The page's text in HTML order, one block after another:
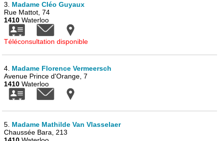
3. Madame Cléo Guyaux
Rue Mattot, 74
1410 Waterloo
Téléconsultation disponible
4. Madame Florence Vermeersch
Avenue Prince d'Orange, 7
1410 Waterloo
5. Madame Mathilde Van Vlasselaer
Chaussée Bara, 213